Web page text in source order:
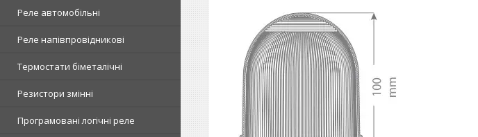
Реле автомобільні
Реле напівпровідникові
Термостати біметалічні
Резистори змінні
Програмовані логічні реле